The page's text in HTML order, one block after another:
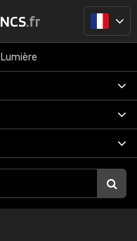
NCS.fr
Lumière